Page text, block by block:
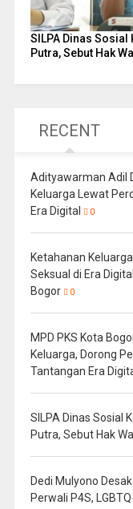
SILPA Dinas
Putra, Sebut Hak
RECENT
Adityawarman Adil
Keluarga Lewat
Era Digital
0
Ketahanan
Seksual di Era
Bogor
0
MPD PKS Kota
Keluarga, Dorong
Tantangan Era
SILPA Dinas Sosial
Putra, Sebut Hak
Dedi Mulyono
Perwali P4S,